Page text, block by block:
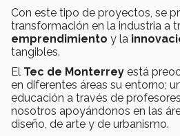
Con este tipo de proyectos, se
transformación en la industria a
emprendimiento y la
tangibles.
El Tec de Monterrey está
en diferentes áreas su entorno;
educación a través de
nosotros apoyándonos en las
diseño, de arte y de urbanismo.